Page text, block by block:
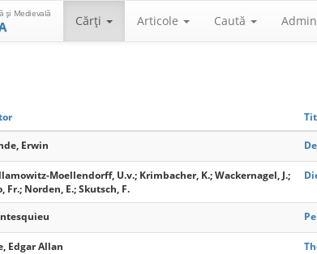
şi Medievală Cărţi Articole Caută
Erwin
Moellendorff, U.v.; Krimbacher, K.; Wackernagel, J.;
Fr.; Norden, E.; Skutsch, F.
Edgar Allan